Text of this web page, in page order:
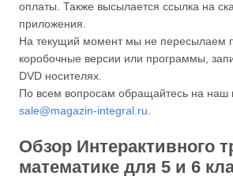
оплаты. Также высылается ссылка на
приложения.
На текущий момент мы не пересылаем
коробочные версии или программы,
DVD носителях.
По всем вопросам обращайтесь на наш
sale@magazin-integral.ru.
Обзор Интерактивного
математике для 5 и 6